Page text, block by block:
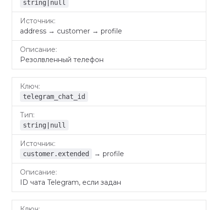
string|null
address → customer → profile
Резолвленный телефон
telegram_chat_id
string|null
customer.extended → profile
ID чата Telegram, если задан